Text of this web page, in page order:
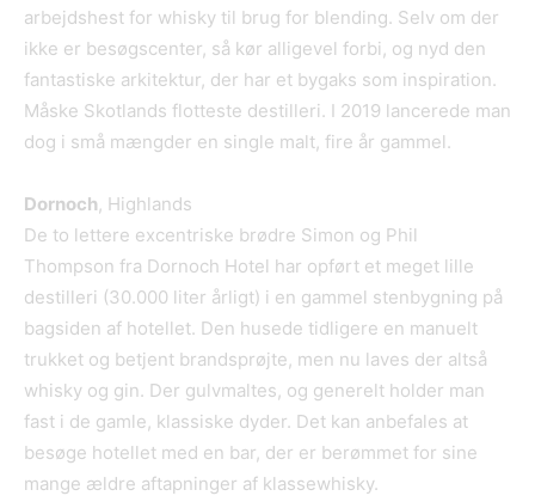
arbejdshest for whisky til brug for blending. Selv om der
ikke er besøgscenter, så kør alligevel forbi, og nyd den
fantastiske arkitektur, der har et bygaks som inspiration.
Måske Skotlands flotteste destilleri. I 2019 lancerede man
dog i små mængder en single malt, fire år gammel.
Dornoch, Highlands
De to lettere excentriske brødre Simon og Phil
Thompson fra Dornoch Hotel har opført et meget lille
destilleri (30.000 liter årligt) i en gammel stenbygning på
bagsiden af hotellet. Den husede tidligere en manuelt
trukket og betjent brandsprøjte, men nu laves der altså
whisky og gin. Der gulvmaltes, og generelt holder man
fast i de gamle, klassiske dyder. Det kan anbefales at
besøge hotellet med en bar, der er berømmet for sine
mange ældre aftapninger af klassewhisky.